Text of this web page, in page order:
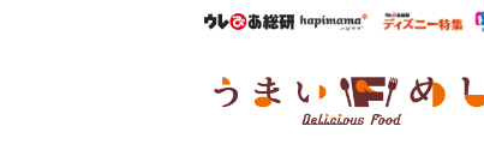
ウレぴあ総研ハピママ*